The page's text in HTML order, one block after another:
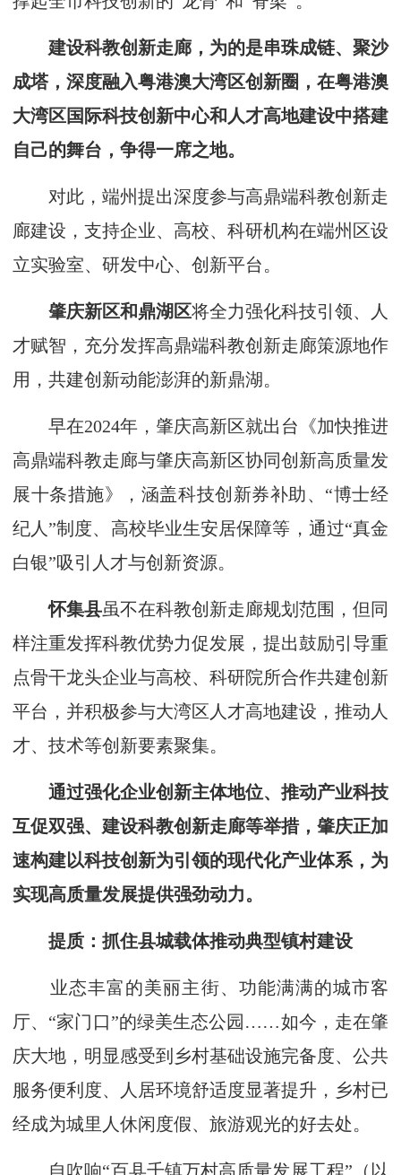
建设科教创新走廊，为的是串珠成链、聚沙
成塔，深度融入粤港澳大湾区创新圈，在粤港澳
大湾区国际科技创新中心和人才高地建设中搭建
自己的舞台，争得一席之地。
对此，端州提出深度参与高鼎端科教创新走
廊建设，支持企业、高校、科研机构在端州区设
立实验室、研发中心、创新平台。
肇庆新区和鼎湖区将全力强化科技引领、人
才赋智，充分发挥高鼎端科教创新走廊策源地作
用，共建创新动能澎湃的新鼎湖。
早在2024年，肇庆高新区就出台《加快推进
高鼎端科教走廊与肇庆高新区协同创新高质量发
展十条措施》，涵盖科技创新券补助、“博士经
纪人”制度、高校毕业生安居保障等，通过“真金
白银”吸引人才与创新资源。
怀集县虽不在科教创新走廊规划范围，但同
样注重发挥科教优势力促发展，提出鼓励引导重
点骨干龙头企业与高校、科研院所合作共建创新
平台，并积极参与大湾区人才高地建设，推动人
才、技术等创新要素聚集。
通过强化企业创新主体地位、推动产业科技
互促双强、建设科教创新走廊等举措，肇庆正加
速构建以科技创新为引领的现代化产业体系，为
实现高质量发展提供强劲动力。
提质：抓住县城载体推动典型镇村建设
业态丰富的美丽主街、功能满满的城市客
厅、“家门口”的绿美生态公园……如今，走在肇
庆大地，明显感受到乡村基础设施完备度、公共
服务便利度、人居环境舒适度显著提升，乡村已
经成为城里人休闲度假、旅游观光的好去处。
自吹响“百县千镇万村高质量发展工程”（以